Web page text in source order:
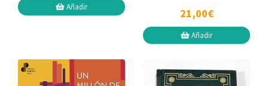
Añadir 21,00€
Añadir